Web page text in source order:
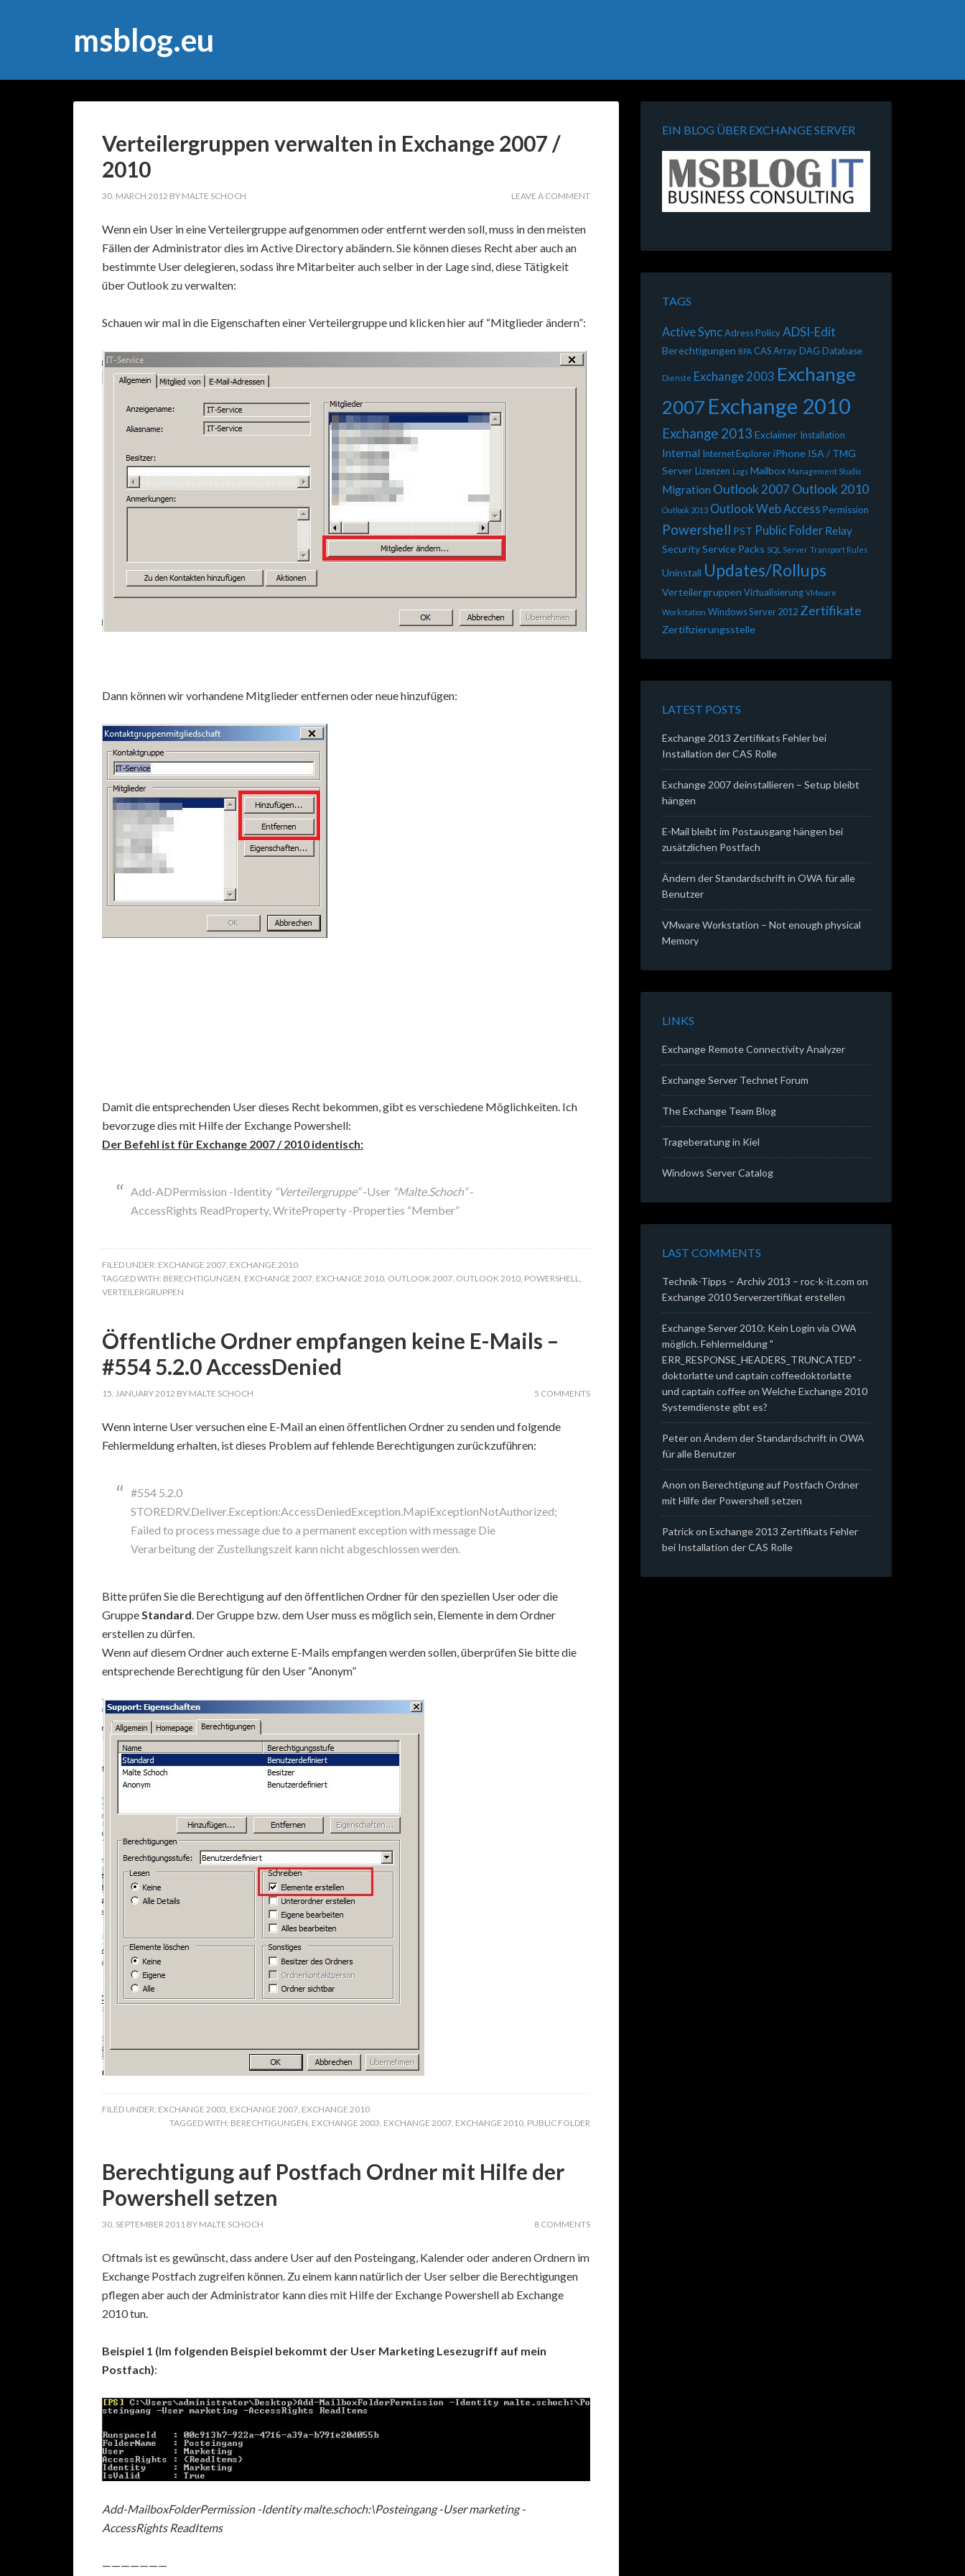
msblog.eu
Verteilergruppen verwalten in Exchange 2007 /
2010
30. MARCH 2012 BY MALTE SCHOCH LEAVE A COMMENT
Wenn ein User in eine Verteilergruppe aufgenommen oder entfernt werden soll, muss in den meisten
Fällen der Administrator dies im Active Directory abändern. Sie können dieses Recht aber auch an
bestimmte User delegieren, sodass ihre Mitarbeiter auch selber in der Lage sind, diese Tätigkeit
über Outlook zu verwalten:
Schauen wir mal in die Eigenschaften einer Verteilergruppe und klicken hier auf “Mitglieder ändern”:
Dann können wir vorhandene Mitglieder entfernen oder neue hinzufügen:
Damit die entsprechenden User dieses Recht bekommen, gibt es verschiedene Möglichkeiten. Ich
bevorzuge dies mit Hilfe der Exchange Powershell:
Der Befehl ist für Exchange 2007 / 2010 identisch:
Add-ADPermission -Identity “Verteilergruppe”-User “Malte.Schoch”-
AccessRights ReadProperty, WriteProperty -Properties “Member”
FILED UNDER: EXCHANGE 2007, EXCHANGE 2010
TAGGED WITH: BERECHTIGUNGEN, EXCHANGE 2007, EXCHANGE 2010, OUTLOOK 2007, OUTLOOK 2010, POWERSHELL,
VERTEILERGRUPPEN
Öffentliche Ordner empfangen keine E-Mails –
#554 5.2.0 AccessDenied
15. JANUARY 2012 BY MALTE SCHOCH 5 COMMENTS
Wenn interne User versuchen eine E-Mail an einen öffentlichen Ordner zu senden und folgende
Fehlermeldung erhalten, ist dieses Problem auf fehlende Berechtigungen zurückzuführen:
#554 5.2.0
STOREDRV.Deliver.Exception:AccessDeniedException.MapiExceptionNotAuthorized;
Failed to process message due to a permanent exception with message Die
Verarbeitung der Zustellungszeit kann nicht abgeschlossen werden.
Bitte prüfen Sie die Berechtigung auf den öffentlichen Ordner für den speziellen User oder die
GruppeStandard. Der Gruppe bzw. dem User muss es möglich sein, Elemente in dem Ordner
erstellen zu dürfen.
Wenn auf diesem Ordner auch externe E-Mails empfangen werden sollen, überprüfen Sie bitte die
entsprechende Berechtigung für den User “Anonym”
FILED UNDER: EXCHANGE 2003, EXCHANGE 2007, EXCHANGE 2010
TAGGED WITH: BERECHTIGUNGEN, EXCHANGE 2003, EXCHANGE 2007, EXCHANGE 2010, PUBLIC FOLDER
Berechtigung auf Postfach Ordner mit Hilfe der
Powershell setzen
30. SEPTEMBER 2011 BY MALTE SCHOCH 8 COMMENTS
Oftmals ist es gewünscht, dass andere User auf den Posteingang, Kalender oder anderen Ordnern im
Exchange Postfach zugreifen können. Zu einem kann natürlich der User selber die Berechtigungen
pflegen aber auch der Administrator kann dies mit Hilfe der Exchange Powershell ab Exchange
2010 tun.
Beispiel 1 (Im folgenden Beispiel bekommt der User Marketing Lesezugriff auf mein
Postfach):
Add-MailboxFolderPermission -Identity malte.schoch:\Posteingang -User marketing -
AccessRights ReadItems
———————
EIN BLOG ÜBER EXCHANGE SERVER
TAGS
Active SyncAdress PolicyADSI-Edit
Berechtigungen BPA CAS ArrayDAG Database
Dienste Exchange 2003 Exchange
2007 Exchange 2010
Exchange 2013 Exclaimer Installation
Internal Internet ExploreriPhone ISA / TMG
Server Lizenzen Logs Mailbox Management Studio
Migration Outlook 2007 Outlook 2010
Outlook 2013 Outlook Web Access Permission
Powershell PST Public Folder Relay
SecurityService Packs SQL Server Transport Rules
Uninstall Updates/Rollups
Verteilergruppen Virtualisierung VMware
Workstation Windows Server 2012 Zertifikate
Zertifizierungsstelle
LATEST POSTS
Exchange 2013 Zertifikats Fehler bei
Installation der CAS Rolle
Exchange 2007 deinstallieren – Setup bleibt
hängen
E-Mail bleibt im Postausgang hängen bei
zusätzlichen Postfach
Ändern der Standardschrift in OWA für alle
Benutzer
VMware Workstation – Not enough physical
Memory
LINKS
Exchange Remote Connectivity Analyzer
Exchange Server Technet Forum
The Exchange Team Blog
Trageberatung in Kiel
Windows Server Catalog
LAST COMMENTS
Technik-Tipps – Archiv 2013 – roc-k-it.com on
Exchange 2010 Serverzertifikat erstellen
Exchange Server 2010: Kein Login via OWA
möglich. Fehlermeldung "
ERR_RESPONSE_HEADERS_TRUNCATED" -
doktorlatte und captain coffeedoktorlatte
und captain coffeeon Welche Exchange 2010
Systemdienste gibt es?
Peteron Ändern der Standardschrift in OWA
für alle Benutzer
Anon on Berechtigung auf Postfach Ordner
mit Hilfe der Powershell setzen
Patrickon Exchange 2013 Zertifikats Fehler
bei Installation der CAS Rolle